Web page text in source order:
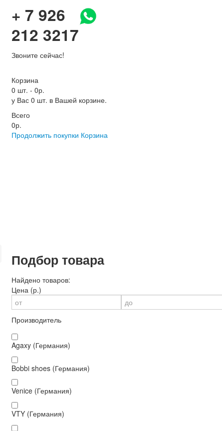
+ 7 926
212 3217
Звоните сейчас!
Корзина
0 шт. - 0р.
у Вас 0 шт. в Вашей корзине.
Всего
0р.
Продолжить покупки Корзина
Подбор товара
Найдено товаров:
Цена (р.)
Производитель
Agaxy (Германия)
Bobbi shoes (Германия)
Venice (Германия)
VTY (Германия)